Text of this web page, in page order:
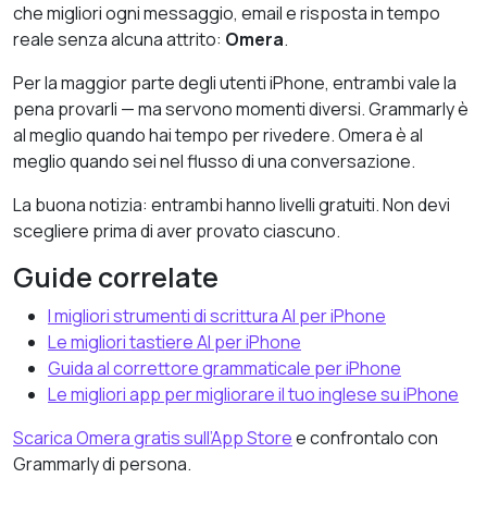
che migliori ogni messaggio, email e risposta in tempo
reale senza alcuna attrito: Omera.
Per la maggior parte degli utenti iPhone, entrambi vale la
pena provarli — ma servono momenti diversi. Grammarly è
al meglio quando hai tempo per rivedere. Omera è al
meglio quando sei nel flusso di una conversazione.
La buona notizia: entrambi hanno livelli gratuiti. Non devi
scegliere prima di aver provato ciascuno.
Guide correlate
I migliori strumenti di scrittura AI per iPhone
Le migliori tastiere AI per iPhone
Guida al correttore grammaticale per iPhone
Le migliori app per migliorare il tuo inglese su iPhone
Scarica Omera gratis sull’App Storee confrontalo con
Grammarly di persona.